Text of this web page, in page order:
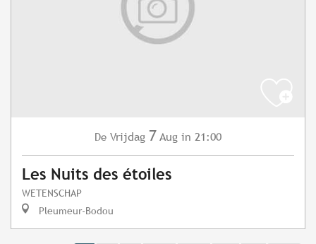
De Vrijdag 7 Aug in 21:00
Les Nuits des étoiles
WETENSCHAP
Pleumeur-Bodou